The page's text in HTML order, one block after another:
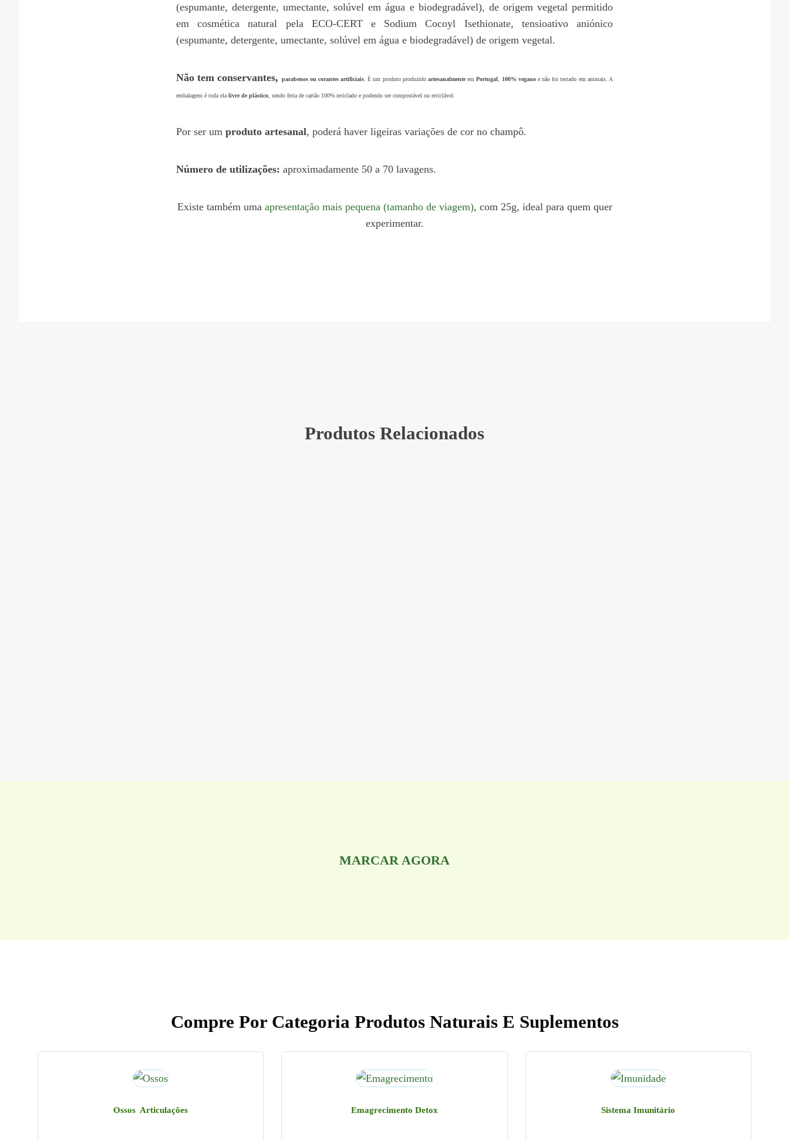
(espumante, detergente, umectante, solúvel em água e biodegradável), de origem vegetal permitido
em cosmética natural pela ECO-CERT e Sodium Cocoyl Isethionate, tensioativo aniónico
(espumante, detergente, umectante, solúvel em água e biodegradável) de origem vegetal.
Não tem conservantes, parabenos ou corantes artificiais . É um produto produzidoartesanalmente emPortugal 100% veganoe não foi testado em animais. A
embalagem é toda ela livre de plástico , sendo feita de cartão 100% reciclado e podendo ser compostável ou reciclável.
Por ser um produto artesanal, poderá haver ligeiras variações de cor no champô.
Número de utilizações: aproximadamente 50 a 70 lavagens.
Existe também uma apresentação mais pequena (tamanho de viagem), com 25g, ideal para quem quer
experimentar.
Produtos Relacionados
MARCAR AGORA
Compre Por Categoria Produtos Naturais E Suplementos
Ossos Articulações Emagrecimento Detox Sistema Imunitário